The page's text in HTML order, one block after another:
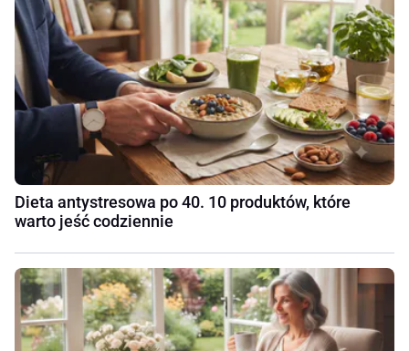
Dieta antystresowa po 40. 10 produktów, które
warto jeść codziennie